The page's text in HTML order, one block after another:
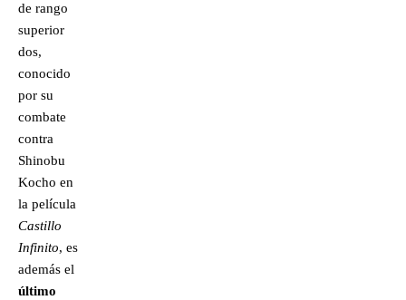
de rango
superior
dos,
conocido
por su
combate
contra
Shinobu
Kocho en
la película
Castillo
Infinito, es
además el
último